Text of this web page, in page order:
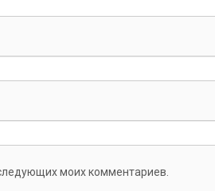
моих комментариев.